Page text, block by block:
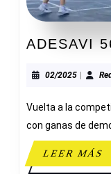
ADESAVI
02/202502/2025
Vuelta a la
con ganas de
LEER MÁS